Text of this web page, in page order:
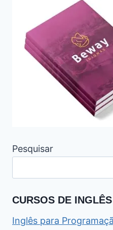
Pesquisar
CURSOS DE
Inglês para